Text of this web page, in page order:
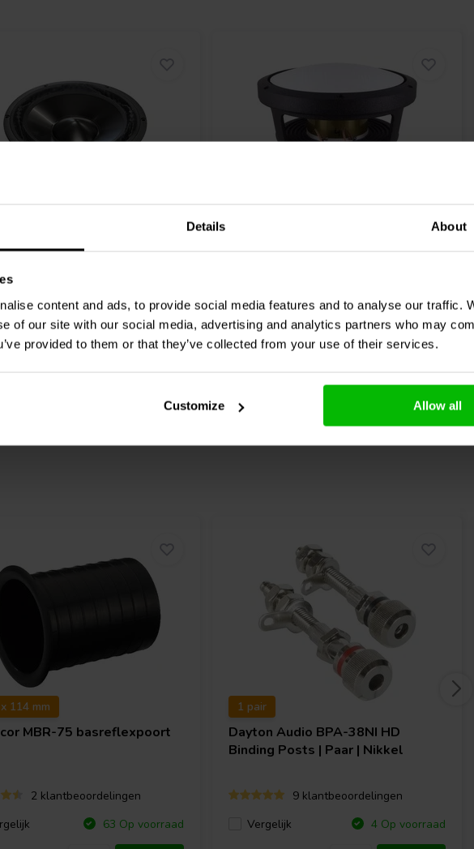
Details About
content and ads, to provide social media features and to analyse our traffic.
of our site with our social media, advertising and analytics partners who may
provided to them or that they’ve collected from your use of their services.
Customize Allow all
Ω
PTT10.0X04-NAB-01 Mid-
1 klantbeoordelingen
8 Op voorraad
AccutonAS190-4-251 Cell Bass-
0 klantbeoordelingen
Vergelijk
4 Op voorraad
114 mm
MBR-75 basreflexpoort
2 klantbeoordelingen
63 Op voorraad
1 pair
Dayton Audio BPA-38NI HD
Binding Posts | Paar | Nikkel
9 klantbeoordelingen
Vergelijk
4 Op voorraad